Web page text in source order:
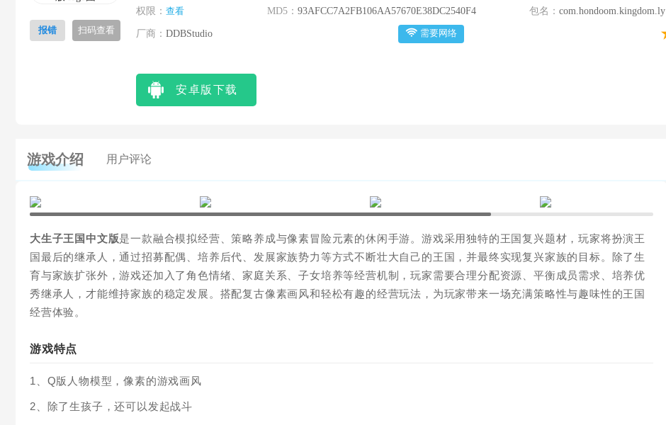
报错 扫码查看
权限： 查看 MD5： 93AFCC7A2FB106AA57670E38DC2540F4 包名： com.hondoom.kingdom.ly
厂商： DDBStudio 需要网络
安卓版下载
游戏介绍 用户评论
大生子王国中文版是一款融合模拟经营、策略养成与像素冒险元素的休闲手游。游戏采用独特的王国复兴题材，玩家将扮演王
国最后的继承人，通过招募配偶、培养后代、发展家族势力等方式不断壮大自己的王国，并最终实现复兴家族的目标。除了生
育与家族扩张外，游戏还加入了角色情绪、家庭关系、子女培养等经营机制，玩家需要合理分配资源、平衡成员需求、培养优
秀继承人，才能维持家族的稳定发展。搭配复古像素画风和轻松有趣的经营玩法，为玩家带来一场充满策略性与趣味性的王国
经营体验。
游戏特点
1、Q版人物模型，像素的游戏画风
2、除了生孩子，还可以发起战斗